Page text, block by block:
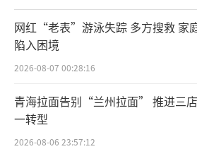
田春耕蓄力赋能。水源到位
同步提速。田间抽水设备昼
渠水源源不断地引入水田。
能搅浆平地机穿梭田间，
浆、平地作业，让原本高低
整通透，为水稻插秧创造优
网红“老表”游泳失踪 多方搜救 家
陷入困境
2026-08-07 00:28:16
青海拉面告别“兰州拉面” 推进三
一转型
2026-08-06 23:57:12